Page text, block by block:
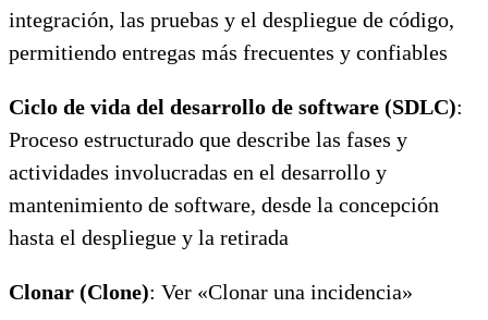
integración, las pruebas y el despliegue de código,
permitiendo entregas más frecuentes y confiables
Ciclo de vida del desarrollo de software (SDLC):
Proceso estructurado que describe las fases y
actividades involucradas en el desarrollo y
mantenimiento de software, desde la concepción
hasta el despliegue y la retirada
Clonar (Clone): Ver «Clonar una incidencia»